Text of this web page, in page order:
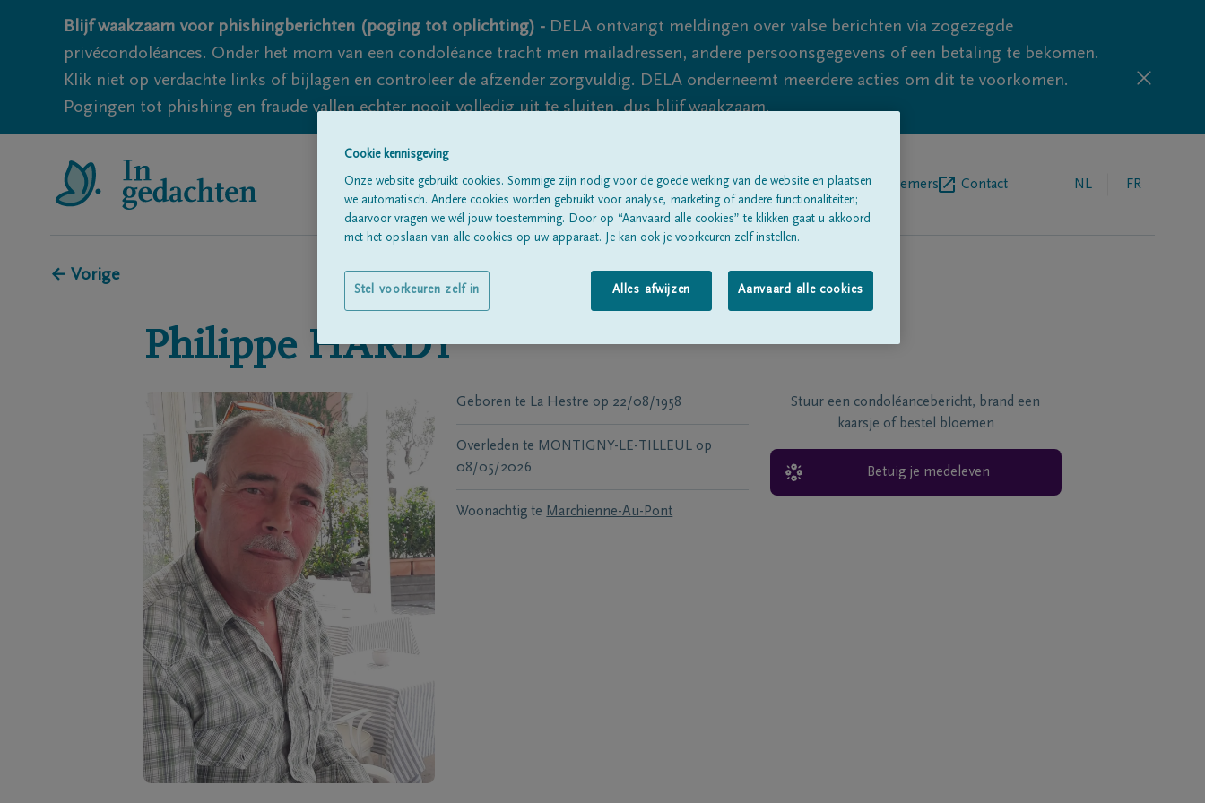
Blijf waakzaam voor phishingberichten (poging tot oplichting) - DELA ontvangt meldingen over valse berichten via zogezegde
privécondoléances. Onder het mom van een condoléance tracht men mailadressen, andere persoonsgegevens of een betaling te bekomen.
Klik niet op verdachte links of bijlagen en controleer de afzender zorgvuldig. DELA onderneemt meerdere acties om dit te voorkomen.
Pogingen tot phishing en fraude vallen echter nooit volledig uit te sluiten, dus blijf waakzaam.
Alle rouwberichtenOver onsBegrafenisondernemers Contact NL FR
← Vorige
Philippe HARDY
Geboren te La Hestre op 22/08/1958
Overleden te MONTIGNY-LE-TILLEUL op
08/05/2026
Woonachtig te Marchienne-Au-Pont
Stuur een condoléancebericht, brand een
kaarsje of bestel bloemen
Betuig je medeleven
Cookie kennisgeving
Onze website gebruikt cookies. Sommige zijn nodig voor de goede werking van de website en plaatsen
we automatisch. Andere cookies worden gebruikt voor analyse, marketing of andere functionaliteiten;
daarvoor vragen we wél jouw toestemming. Door op “Aanvaard alle cookies” te klikken gaat u akkoord
met het opslaan van alle cookies op uw apparaat. Je kan ook je voorkeuren zelf instellen.
Alles afwijzen Aanvaard alle cookies
Stel voorkeuren zelf in